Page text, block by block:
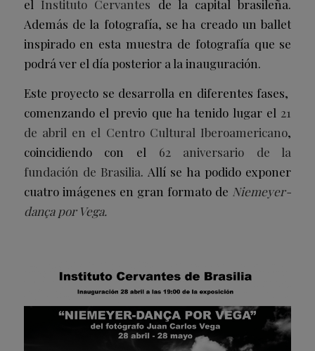
el Instituto Cervantes de la capital brasileña.
Además de la fotografía, se ha creado un ballet
inspirado en esta muestra de fotografía que se
podrá ver el día posterior a la inauguración.
Este proyecto se desarrolla en diferentes fases,
comenzando el previo que ha tenido lugar el 21
de abril en el Centro Cultural Iberoamericano,
coincidiendo con el 62 aniversario de la
fundación de Brasilia. Allí se ha podido exponer
cuatro imágenes en gran formato de Niemeyer-
dança por Vega.